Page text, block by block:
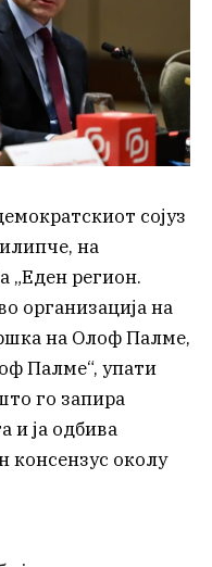
сојуз
на
„Еден регион.
организација на
на Олоф Палме,
Палме“, упати
го запира
и ја одбива
консензус околу